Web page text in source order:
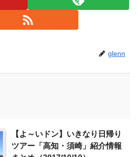
glenn
【よ～いドン】いきなり日帰り
ツアー「高知・須崎」紹介情報